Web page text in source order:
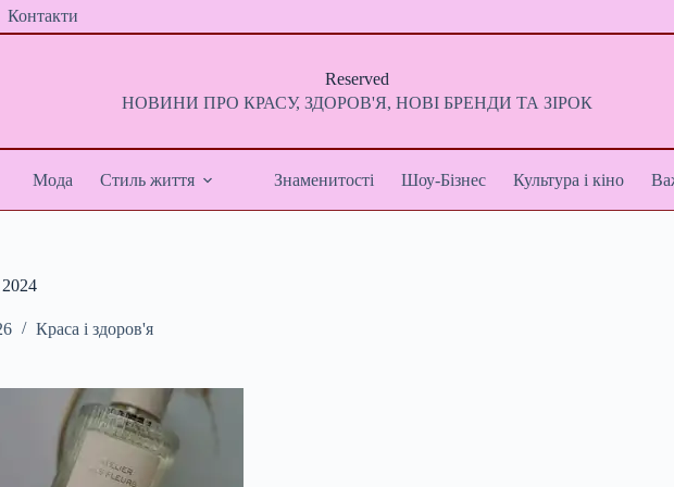
Контакти
Reserved
НОВИНИ ПРО КРАСУ, ЗДОРОВ'Я, НОВІ БРЕНДИ ТА ЗІРОК
Мода Стиль життя Знаменитості Шоу-Бізнес Культура і кіно
Краса і здоров'я